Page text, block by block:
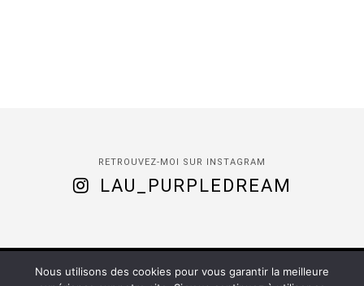
RETROUVEZ-MOI SUR INSTAGRAM
LAU_PURPLEDREAM
(C) 2020 - Purple Dream | Installed by Romy
Nous utilisons des cookies pour vous garantir la meilleure